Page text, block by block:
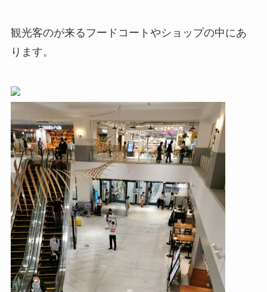
観光客のが来るフードコートやショップの中にあ
ります。